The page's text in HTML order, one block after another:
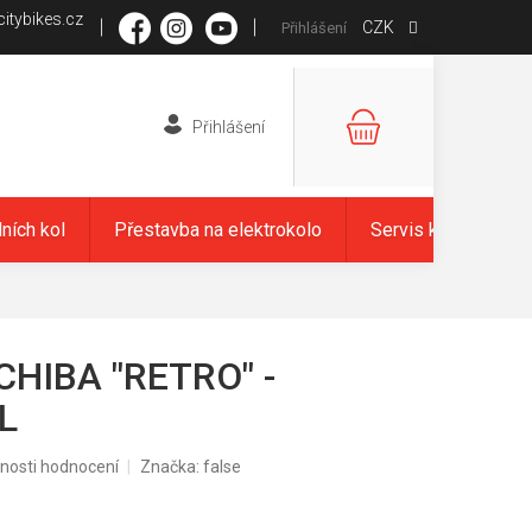
CZK
Přihlášení
NÁKUPNÍ
kol Přestavba na elektrokolo Servis kol
"RETRO" -
hodnocení Značka: false